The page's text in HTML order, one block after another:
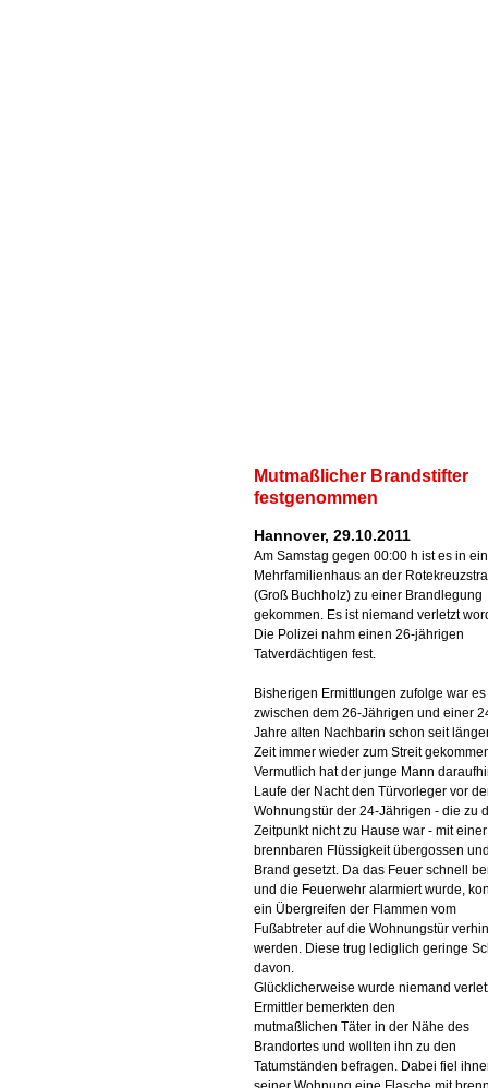
Mutmaßlicher Brandstifter
festgenommen
Hannover, 29.10.2011
Am Samstag gegen 00:00 h ist es in
Mehrfamilienhaus an der
(Groß Buchholz) zu einer Brandlegung
gekommen. Es ist niemand verletzt
Die Polizei nahm einen 26-jährigen
Tatverdächtigen fest.
Bisherigen Ermittlungen zufolge war es
zwischen dem 26-Jährigen und einer
Jahre alten Nachbarin schon seit
Zeit immer wieder zum Streit
Vermutlich hat der junge Mann
Laufe der Nacht den Türvorleger vor
Wohnungstür der 24-Jährigen - die zu
Zeitpunkt nicht zu Hause war - mit einer
brennbaren Flüssigkeit übergossen
Brand gesetzt. Da das Feuer schnell
und die Feuerwehr alarmiert wurde,
ein Übergreifen der Flammen vom
Fußabtreter auf die Wohnungstür
werden. Diese trug lediglich geringe
davon.
Glücklicherweise wurde niemand
Ermittler bemerkten den
mutmaßlichen Täter in der Nähe des
Brandortes und wollten ihn zu den
Tatumständen befragen. Dabei fiel